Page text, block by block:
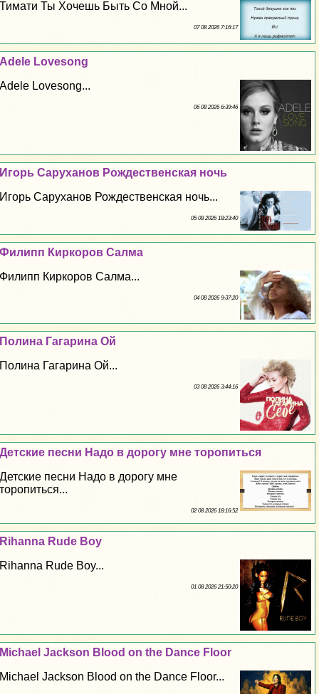
Тимати Ты Хочешь Быть Со Мной...
07 08 2026 7:16:17
Adele Lovesong
Adele Lovesong...
06 08 2026 6:39:46
Игорь Саруханов Рождественская ночь
Игорь Саруханов Рождественская ночь...
05 08 2026 18:23:40
Филипп Киркоров Салма
Филипп Киркоров Салма...
04 08 2026 9:37:20
Полина Гагарина Ой
Полина Гагарина Ой...
03 08 2026 3:44:16
Детские песни Надо в дорогу мне торопиться
Детские песни Надо в дорогу мне
торопиться...
02 08 2026 18:16:52
Rihanna Rude Boy
Rihanna Rude Boy...
01 08 2026 21:50:20
Michael Jackson Blood on the Dance Floor
Michael Jackson Blood on the Dance Floor...